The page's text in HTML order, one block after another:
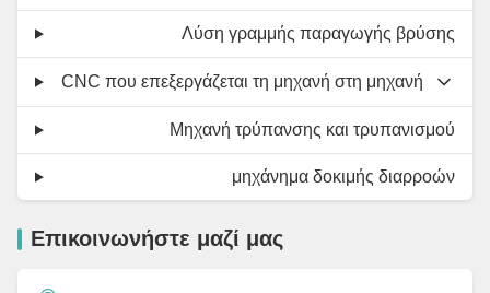
Λύση γραμμής παραγωγής βρύσης
CNC που επεξεργάζεται τη μηχανή στη μηχανή
Μηχανή τρύπανσης και τρυπανισμού
μηχάνημα δοκιμής διαρροών
Επικοινωνήστε μαζί μας